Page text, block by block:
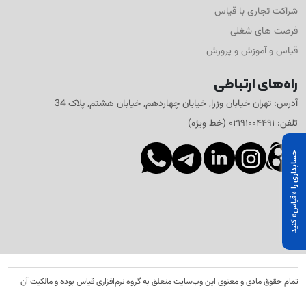
حسابداری را «قیاس» کنید
شراکت تجاری با قیاس
فرصت های شغلی
قیاس و آموزش و پرورش
راه‌های ارتباطی
آدرس: تهران خیابان وزرا, خیابان چهاردهم, خیابان هشتم, پلاک 34
تلفن: ۰۲۱۹۱۰۰۴۴۹۱ (خط ویژه)
تمام حقوق مادی و معنوی این وب‌سایت متعلق به گروه نرم‌افزاری قیاس بوده و مالکیت آن